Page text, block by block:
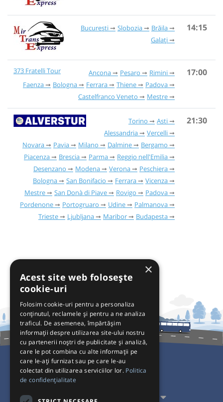
București Slobozia
Brăila
Galați
14:15
373 Fratelli Tour Ancona Pesaro
Rimini
Faenza
Bologna Ferrara Thiene
Padova
Castelfranco Veneto
Mestre
17:00
Torino
Asti
Alessandria
Vercelli
Novara
Pavia Milano Dalmine
Bergamo
Piacenza
Brescia Parma
Reggio nell'Emilia
Desenzano
Modena Verona
Peschiera
Bologna
San Bonifacio Ferrara
Vicenza
Mestre
San Donà di Piave Rovigo
Padova
Pordenone
Portogruaro Udine
Palmanova
Trieste
Ljubljana Maribor Budapesta
21:30
Pentru Călători
Pentru Transportatori
×
Acest site web folosește
cookie-uri
Folosim cookie-uri pentru a personaliza
conținutul, reclamele și pentru a ne analiza
traficul. De asemenea, împărtășim
informații despre utilizarea site-ului nostru
cu partenerii noștri de publicitate și analiză,
care le pot combina cu alte informații pe
care le-ați furnizat sau pe care le-au
colectat din utilizarea serviciilor lor. Politica
de confidențialitate